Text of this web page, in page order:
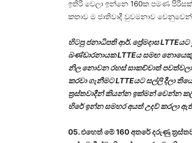
ඉතිරි වෙලා ඉන්නෙ 160ක පමණ
කතාව ම ජාතිවාදී වුවමනාව
හිටපු ජනාධිපති ආර්. ප්‍රේමදාස
බණ්ඩාරනායක LTTEය සමඟ
නිල නොවන රහස් සාකච්චාත්
කරවා ගැනීමට LTTEයට සල්ලි දීලා
ත්‍රස්තවාදීන් කියන්න ඉක්මන් වෙන්න
හිරේ ඉන්න සමහර අයත් උදව් කරලා
05. එහෙත් මේ 160 අතරේ දරුණු